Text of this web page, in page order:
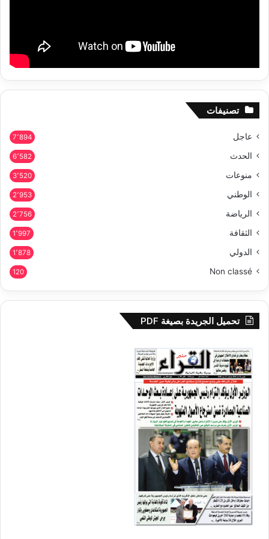
تصنيفات
عاجل 7٬894
الحدث 6٬582
منوعات 3٬520
الوطني 2٬953
الرياضة 2٬756
الثقافة 1٬997
الدولي 1٬878
Non classé
120
تحميل الجريدة بصيغة PDF